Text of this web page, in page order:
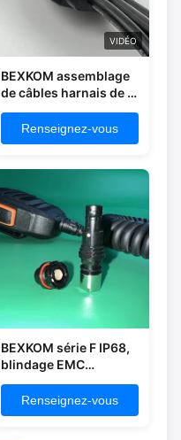
VIDÉO
BEXKOM assemblage
de câbles harnais de fil
de 1 à 4 splitters rohs
atteindre
Renseignez-vous
BEXKOM série F IP68,
blindage EMC
étanche, Contacts
plaqués or,
connecteur MIL
Renseignez-vous